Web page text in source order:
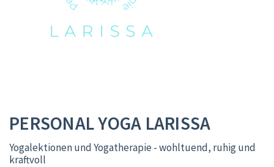
PERSONAL YOGA LARISSA
Yogalektionen und Yogatherapie - wohltuend, ruhig und
kraftvoll